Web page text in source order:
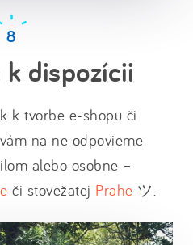
dispozícii
k tvorbe e-shopu či
na ne odpovieme
alebo osobne –
či stovežatej Prahe ツ.